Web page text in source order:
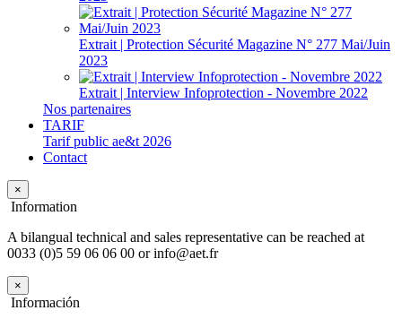
Extrait | Protection Sécurité Magazine N° 277 Mai/Juin
2023
Extrait | Interview Infoprotection - Novembre 2022
Nos partenaires
TARIF
Tarif public ae&t 2026
Contact
×
Information
A bilangual technical and sales representative can be reached at
0033 (0)5 59 06 06 00 or info@aet.fr
×
Información